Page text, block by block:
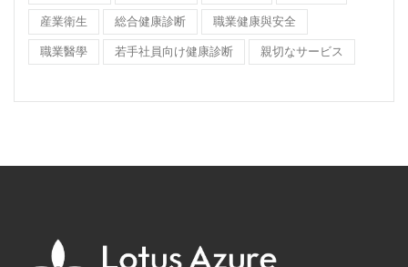
産業衛生 総合健康診断 職業健康與安全
職業醫學 若手社員向け健康診断 親切なサービス